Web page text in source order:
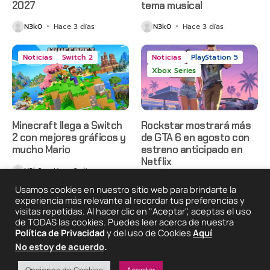
2027
N3k0 Hace 3 días
tema musical
N3k0 Hace 3 días
Noticias Switch 2
Minecraft llega a Switch
2 con mejores gráficos y
mucho Mario
N3k0 Hace 3 días
Noticias
PlayStation 5
Xbox Series
Rockstar mostrará más
de GTA 6 en agosto con
estreno anticipado en
Netflix
2025 © Degeneraciónx.com | Anime, Games & Nothing
Else
Quiénes
Somos
Condiciones De
Uso Privacidad
Usamos cookies en nuestro sitio web para brindarte la
experiencia más relevante al recordar tus preferencias y
visitas repetidas. Al hacer clic en "Aceptar", aceptas el uso
de TODAS las cookies. Puedes leer acerca de nuestra
Política de Privacidad y del uso de Cookies Aquí
No estoy de acuerdo.